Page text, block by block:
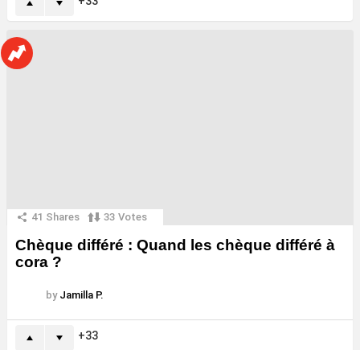
41 Shares 33 Votes
Chèque différé : Quand les chèque différé à
cora ?
by Jamilla P.
33